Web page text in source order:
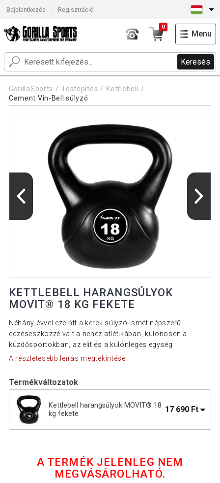
Bejelentkezés Regisztráció
Keresés
0
Menu
GorillaSports Testépítés
Kettlebell
Cement Vin-Bell súlyzó
KETTLEBELL HARANGSÚLYOK
MOVIT® 18 KG FEKETE
Néhány évvel ezelőtt a kerek súlyzó ismét népszerű
edzéseszközzé vált a nehéz atlétikában, különösen a
küzdősportokban, az elit és a különleges egység
A részletesebb leírás megtekintése
Termékváltozatok
Kettlebell harangsúlyok MOVIT® 18
kg fekete
17 690 Ft
A TERMÉK JELENLEG NEM
MEGVÁSÁROLHATÓ.